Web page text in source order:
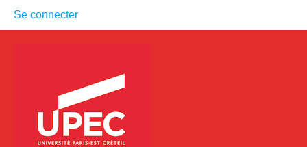
User
menu
Se connecter